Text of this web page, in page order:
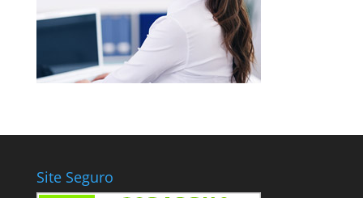
Site Seguro